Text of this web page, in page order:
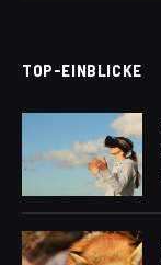
TOP-EINBLICKE